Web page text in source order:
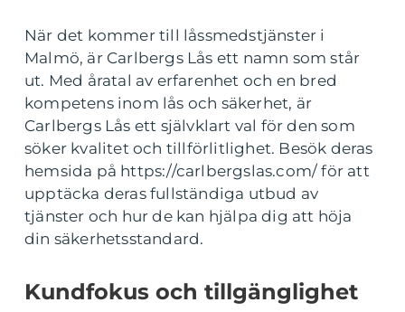
När det kommer till låssmedstjänster i
Malmö, är Carlbergs Lås ett namn som står
ut. Med åratal av erfarenhet och en bred
kompetens inom lås och säkerhet, är
Carlbergs Lås ett självklart val för den som
söker kvalitet och tillförlitlighet. Besök deras
hemsida på https://carlbergslas.com/ för att
upptäcka deras fullständiga utbud av
tjänster och hur de kan hjälpa dig att höja
din säkerhetsstandard.
Kundfokus och tillgänglighet